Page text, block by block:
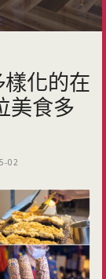
化的在
美食多
02